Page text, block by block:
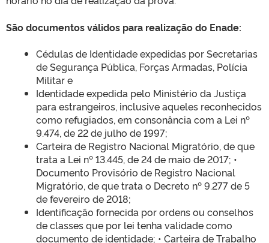
São documentos válidos para realização do Enade:
Cédulas de Identidade expedidas por Secretarias
de Segurança Pública, Forças Armadas, Polícia
Militar e
Identidade expedida pelo Ministério da Justiça
para estrangeiros, inclusive aqueles reconhecidos
como refugiados, em consonância com a Lei nº
9.474, de 22 de julho de 1997;
Carteira de Registro Nacional Migratório, de que
trata a Lei nº 13.445, de 24 de maio de 2017; •
Documento Provisório de Registro Nacional
Migratório, de que trata o Decreto nº 9.277 de 5
de fevereiro de 2018;
Identificação fornecida por ordens ou conselhos
de classes que por lei tenha validade como
documento de identidade; • Carteira de Trabalho